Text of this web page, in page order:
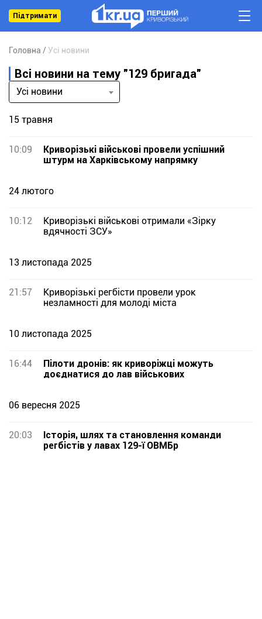
Підтримати
Головна Усі новини
Всі новини на тему "129 бригада"
Усі новини
15 травня
10:09
Криворізькі військові провели успішний
штурм на Харківському напрямку
24 лютого
10:12
Криворізькі військові отримали «Зірку
вдячності ЗСУ»
13 листопада 2025
21:57
Криворізькі регбісти провели урок
незламності для молоді міста
10 листопада 2025
16:44
Пілоти дронів: як криворіжці можуть
доєднатися до лав військових
06 вересня 2025
20:03
Історія, шлях та становлення команди
регбістів у лавах 129-ї ОВМБр